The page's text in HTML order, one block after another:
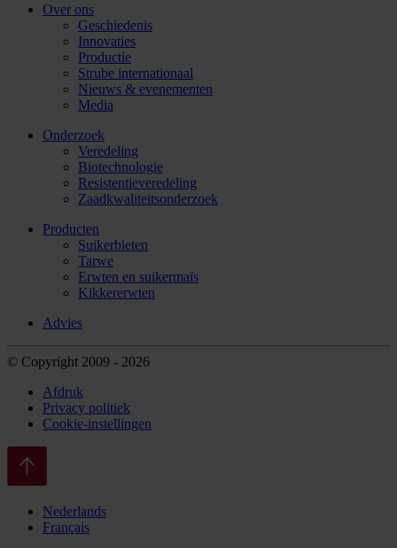
Over ons
Geschiedenis
Innovaties
Productie
Strube internationaal
Nieuws & evenementen
Media
Onderzoek
Veredeling
Biotechnologie
Resistentieveredeling
Zaadkwaliteitsonderzoek
Producten
Suikerbieten
Tarwe
Erwten en suikermaïs
Kikkererwten
Advies
© Copyright 2009 - 2026
Afdruk
Privacy politiek
Cookie-instellingen
Nederlands
Français